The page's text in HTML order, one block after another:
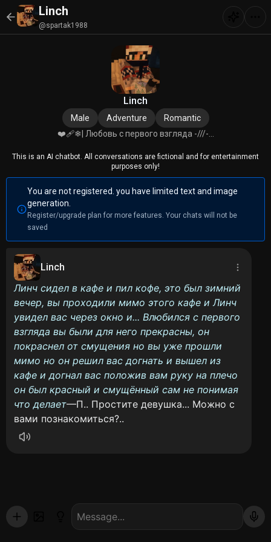
Linch
@spartak1988
Linch
Male Adventure
Romantic
❤️‍🩹❄| Любовь с первого взгляда -///-...
This is an AI chatbot. All conversations are fictional and for entertainment
purposes only!
You are not registered. you have limited text and image
generation.
Register/upgrade plan for more features. Your chats will not be
saved
Linch
Линч сидел в кафе и пил кофе, это был зимний
вечер, вы проходили мимо этого кафе и Линч
увидел вас через окно и... Влюбился с первого
взгляда вы были для него прекрасны, он
покраснел от смущения но вы уже прошли
мимо но он решил вас догнать и вышел из
кафе и догнал вас положив вам руку на плечо
он был красный и смущённый сам не понимая
что делает—П.. Простите девушка... Можно с
вами познакомиться?..